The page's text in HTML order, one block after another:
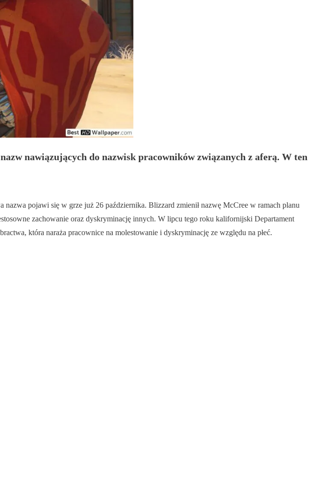
nawiązujących do nazwisk pracowników związanych z aferą. W ten
pojawi się w grze już 26 października. Blizzard zmienił nazwę McCree w ramach planu
zachowanie oraz dyskryminację innych. W lipcu tego roku kalifornijski Departament
która naraża pracownice na molestowanie i dyskryminację ze względu na płeć.